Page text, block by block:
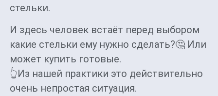
стельки.
И здесь человек встаёт перед выбором
какие стельки ему нужно сделать?🤔 Или
может купить готовые.
👆Из нашей практики это действительно
очень непростая ситуация.